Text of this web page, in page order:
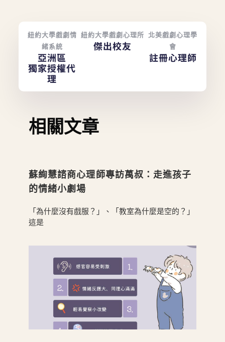
紐約大學戲劇情
緒系統
亞洲區
獨家授權代
理
紐約大學戲劇心理所
傑出校友
北美戲劇心理學
會
註冊心理師
相關文章
蘇絢慧諮商心理師專訪萬叔：走進孩子
的情緒小劇場
「為什麼沒有戲服？」、「教室為什麼是空的？」
這是